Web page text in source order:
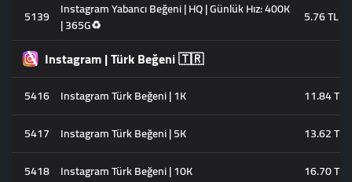
5139 Instagram Yabancı Beğeni | HQ | Günlük Hız: 400K
| 365G♻️
5.76 TL
Instagram | Türk Beğeni 🇹🇷
5416 Instagram Türk Beğeni | 1K
11.84 TL
5417
Instagram Türk Beğeni | 5K
13.62 TL
5418 Instagram Türk Beğeni | 10K
16.70 TL